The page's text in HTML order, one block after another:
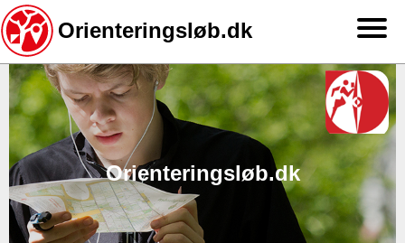
Gå
til
hovedindhold
Orienteringsløb.dk
Orienteringsløb.dk